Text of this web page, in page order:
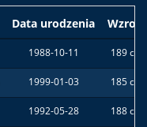
Data urodzenia
Wzrost
1988-10-11 189 cm
1999-01-03 185 cm
1992-05-28 188 cm